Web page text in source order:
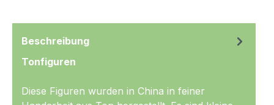
Beschreibung
Tonfiguren
Diese Figuren wurden in China in feiner